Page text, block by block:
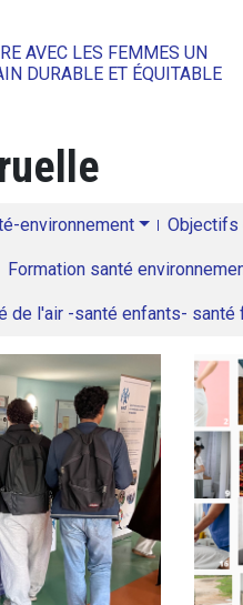
AVEC LES FEMMES UN
DURABLE ET ÉQUITABLE
environnement Objectifs
Formation santé
de l'air -santé enfants-